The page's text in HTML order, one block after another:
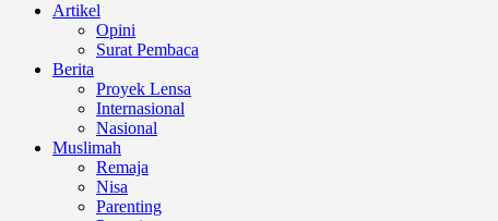
Artikel
Opini
Surat Pembaca
Berita
Proyek Lensa
Internasional
Nasional
Muslimah
Remaja
Nisa
Parenting